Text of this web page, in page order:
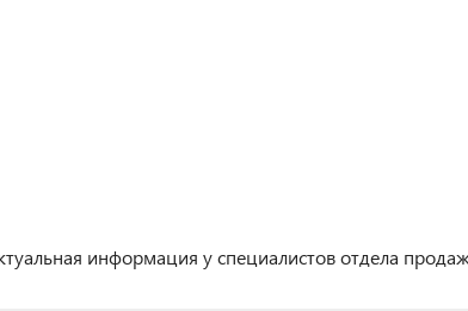
информация у специалистов отдела